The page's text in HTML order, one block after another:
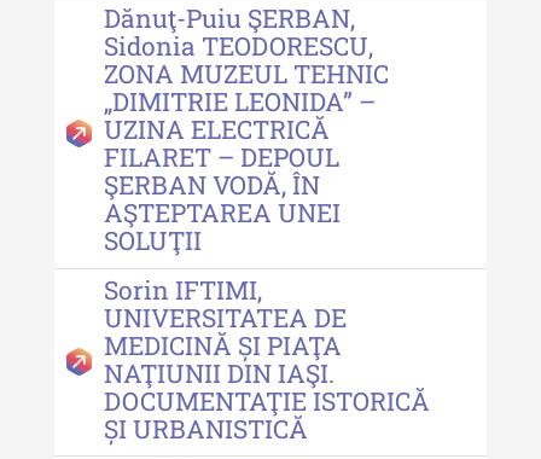
MediCult - Revista de mediere
culturală III (2024)
MediCult - Revista de mediere
culturală II (2023)
Indexul Complet
Acta Pangratia
Acta Pangratia I (2023)
Acta Pangratia II (2024)
Acta Pangratia III (2025)
Indexul Complet
Dănuţ-Puiu ŞERBAN,
Sidonia TEODORESCU,
ZONA MUZEUL TEHNIC
„DIMITRIE LEONIDA” –
UZINA ELECTRICĂ
FILARET – DEPOUL
ŞERBAN VODĂ, ÎN
AŞTEPTAREA UNEI
SOLUŢII
Sorin IFTIMI,
UNIVERSITATEA DE
MEDICINĂ ȘI PIAŢA
NAŢIUNII DIN IAŞI.
DOCUMENTAŢIE ISTORICĂ
ȘI URBANISTICĂ